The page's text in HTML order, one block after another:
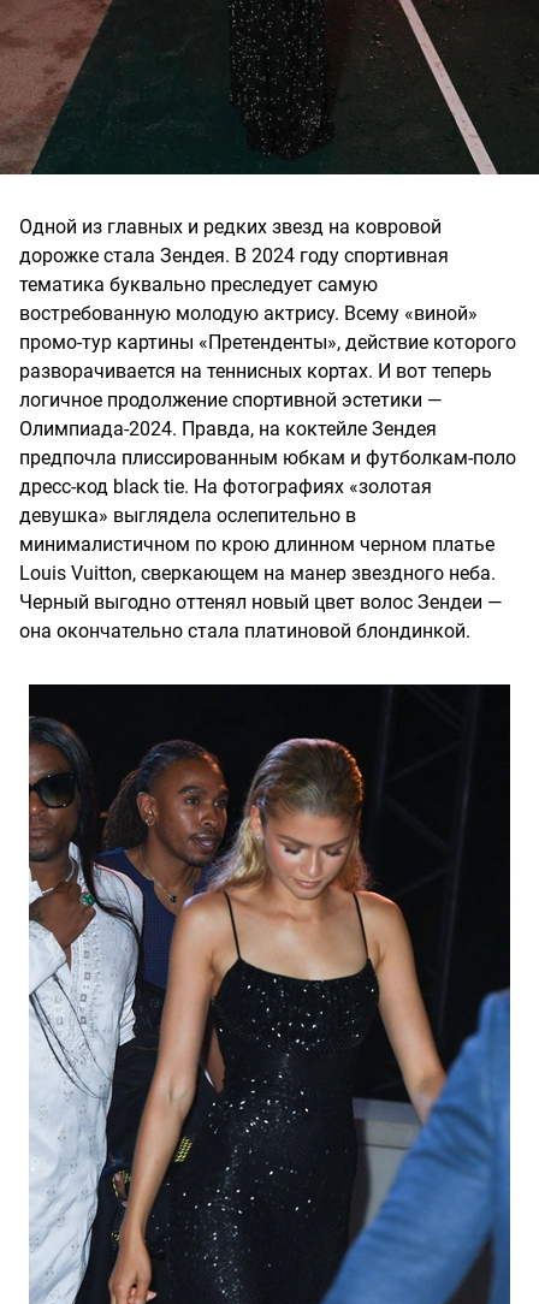
Одной из главных и редких звезд на ковровой
дорожке стала Зендея. В 2024 году спортивная
тематика буквально преследует самую
востребованную молодую актрису. Всему «виной»
промо-тур картины «Претенденты», действие которого
разворачивается на теннисных кортах. И вот теперь
логичное продолжение спортивной эстетики —
Олимпиада-2024. Правда, на коктейле Зендея
предпочла плиссированным юбкам и футболкам-поло
дресс-код black tie. На фотографиях «золотая
девушка» выглядела ослепительно в
минималистичном по крою длинном черном платье
Louis Vuitton, сверкающем на манер звездного неба.
Черный выгодно оттенял новый цвет волос Зендеи —
она окончательно стала платиновой блондинкой.